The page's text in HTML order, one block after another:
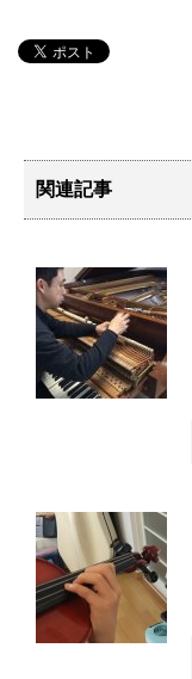
関連記事